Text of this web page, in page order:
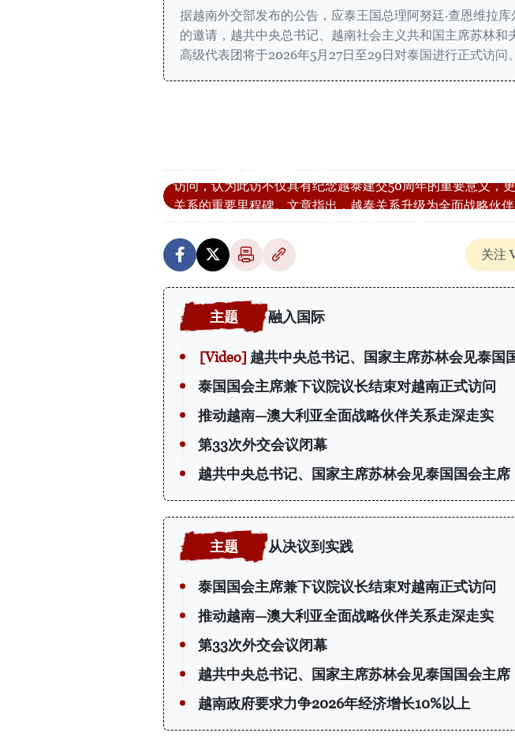
据越南外交部发布的公告，应泰王国总理阿努廷·查恩维拉库
的邀请，越共中央总书记、越南社会主义共和国主席苏林和
高级代表团将于2026年5月27日至29日对泰国进行正式访问。
访问，认为此访不仅具有纪念越泰建交50周年的重要意义，
关系的重要里程碑。文章指出，越泰关系升级为全面战略伙伴
关注
融入国际
越共中央总书记、国家主席苏林会见泰国
泰国国会主席兼下议院议长结束对越南正式访问
推动越南—澳大利亚全面战略伙伴关系走深走实
第33次外交会议闭幕
越共中央总书记、国家主席苏林会见泰国国会主席
从决议到实践
泰国国会主席兼下议院议长结束对越南正式访问
推动越南—澳大利亚全面战略伙伴关系走深走实
第33次外交会议闭幕
越共中央总书记、国家主席苏林会见泰国国会主席
越南政府要求力争2026年经济增长10%以上